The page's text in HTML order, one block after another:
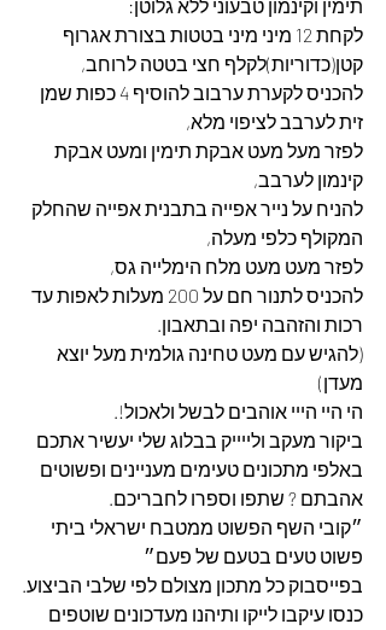
תימין וקינמון טבעוני ללא גלוטן:
לקחת 12 מיני מיני בטטות בצורת אגרוף
קטן(כדוריות)לקלף חצי בטטה לרוחב,
להכניס לקערת ערבוב להוסיף 4 כפות שמן
זית לערבב לציפוי מלא,
לפזר מעל מעט אבקת תימין ומעט אבקת
קינמון לערבב,
להניח על נייר אפייה בתבנית אפייה שהחלק
המקולף כלפי מעלה,
לפזר מעט מעט מלח הימלייה גס,
להכניס לתנור חם על 200 מעלות לאפות עד
רכות והזהבה יפה ובתאבון.
(להגיש עם מעט טחינה גולמית מעל יוצא
מעדן)
הי היי הייי אוהבים לבשל ולאכול!.
ביקור מעקב ולייייק בבלוג שלי יעשיר אתכם
באלפי מתכונים טעימים מעניינים ופשוטים
אהבתם ? שתפו וספרו לחבריכם.
״קובי השף הפשוט ממטבח ישראלי ביתי
פשוט טעים בטעם של פעם״
בפייסבוק כל מתכון מצולם לפי שלבי הביצוע.
כנסו עיקבו לייקו ותיהנו מעדכונים שוטפים